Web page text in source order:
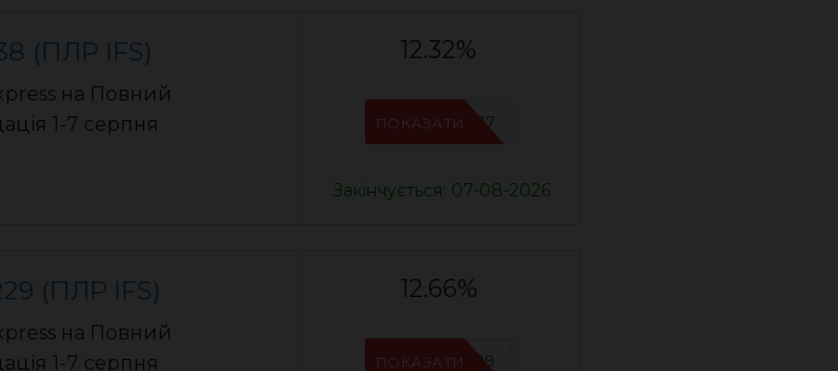
(ПЛР IFS)
на Повний
1-7 серпня
12.32%
IFSCDUA17
ПОКАЗАТИ
Закінчується: 07-08-2026
(ПЛР IFS)
на Повний
1-7 серпня
12.66%
IFSCDUA29
ПОКАЗАТИ